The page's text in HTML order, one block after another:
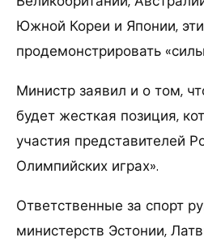
Южной Кореи и Японии,
продемонстрировать
Министр заявил и о том,
будет жесткая позиция,
участия представителей
Олимпийских играх».
Ответственные за спорт
министерств Эстонии,